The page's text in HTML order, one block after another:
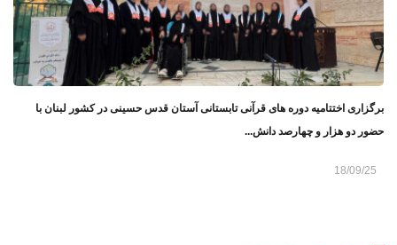
برگزاری اختتامیه دوره های قرآنی تابستانی آستان قدس حسینی در کشور لبنان با
حضور دو هزار و چهارصد دانش...
18/09/25